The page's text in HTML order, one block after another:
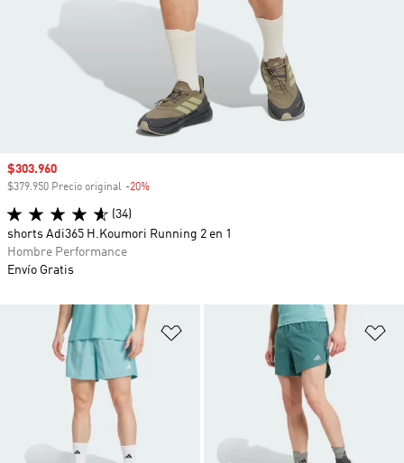
Añadir a la lista de deseos
Precio de venta
$303.960
$379.950 Precio original -20%
(34)
shorts Adi365 H.Koumori Running 2 en 1
Hombre Performance
Envío Gratis